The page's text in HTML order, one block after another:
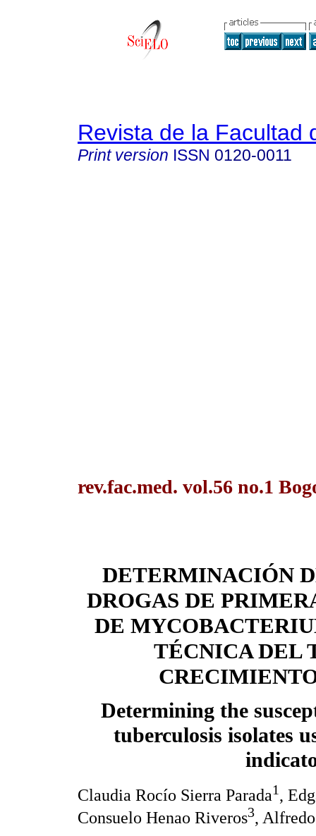
Revista de la Facultad
Print version ISSN 0120-0011
rev.fac.med. vol.56 no.1
DETERMINACIÓN
DROGAS DE
DE
TÉCNICA DEL
Determining the
tuberculosis isolates
Claudia Rocío Sierra Parada1,
Consuelo Henao Riveros3,